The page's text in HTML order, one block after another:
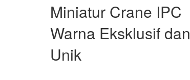
Miniatur Crane IPC
Warna Eksklusif dan
Unik